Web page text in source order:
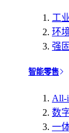
工
环
强
智能零售
All-
数
一